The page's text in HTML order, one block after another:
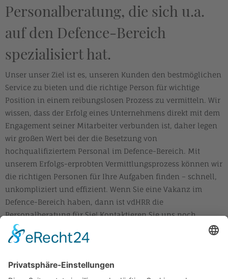
Personalberatung, die sich u.a.
auf den Defence-Bereich
spezialisiert hat.
Unser unser Ziel ist es, unseren Kunden den bestmöglichen
Service zu bieten und die richtige Person für wichtige
Position in einem reibungslosen Prozess zu vermitteln. Wir
wissen, dass der Erfolg eines Unternehmens direkt mit dem
Engagement seiner Mitarbeiter verbunden ist, daher legen
wir großen Wert bei der die Besetzung von
hochqualifiziertem Personal im Defence-Bereich. Mit
unserem Erfolgs-erprobten Vermittlungsprozess können wir
die richtigen Personen für Ihre Aufgaben finden – schnell,
unkompliziert und effizient. Wenn Sie eine Vakanz im
Defence-Bereich haben, dann ist vdHRR die
Personalberatung für Sie! Kontaktieren Sie uns noch
heute… Wir freuen uns darauf, Ihnen bei der Suche nach
dem perfekten Kandidaten behilflich zu sein!